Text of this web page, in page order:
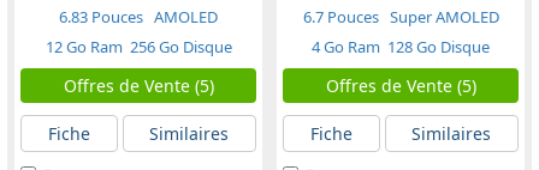
6.83 Pouces AMOLED
12 Go Ram 256 Go Disque
Offres de Vente (5)
Fiche
Similaires
6.7 Pouces Super AMOLED
4 Go Ram 128 Go Disque
Offres de Vente (5)
Fiche
Similaires